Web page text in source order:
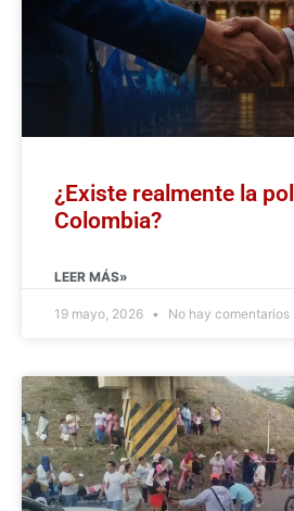
¿Existe realmente la
Colombia?
LEER MÁS»
19 mayo, 2026 No hay comentarios